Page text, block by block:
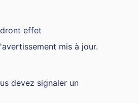
effet
mis à jour.
devez signaler un